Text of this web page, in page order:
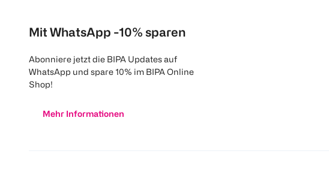
Mit WhatsApp -10% sparen
Abonniere jetzt die BIPA Updates auf
WhatsApp und spare 10% im BIPA Online
Shop!
Mehr Informationen